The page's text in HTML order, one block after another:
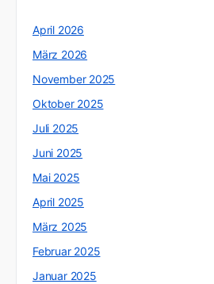
April 2026
März 2026
November 2025
Oktober 2025
Juli 2025
Juni 2025
Mai 2025
April 2025
März 2025
Februar 2025
Januar 2025